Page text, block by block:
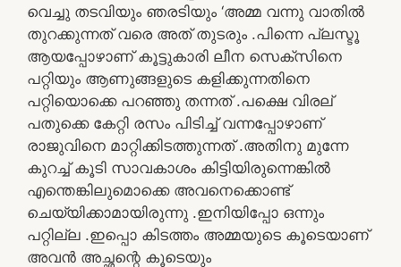
വെച്ചു തടവിയും ഞരടിയും ‘അമ്മ വന്നു വാതിൽ
തുറക്കുന്നത് വരെ അത് തുടരും .പിന്നെ പ്ലസ്ടൂ
ആയപ്പോഴാണ് കൂട്ടുകാരി ലീന സെക്സിനെ
പറ്റിയും ആണുങ്ങളുടെ കളിക്കുന്നതിനെ
പറ്റിയൊക്കെ പറഞ്ഞു തന്നത് .പക്ഷെ വിരല്
പതുക്കെ കേറ്റി രസം പിടിച്ച് വന്നപ്പോഴാണ്
രാജുവിനെ മാറ്റിക്കിടത്തുന്നത് .അതിനു മുന്നേ
കുറച്ച് കൂടി സാവകാശം കിട്ടിയിരുന്നെങ്കിൽ
എന്തെങ്കിലുമൊക്കെ അവനെക്കൊണ്ട്
ചെയ്യിക്കാമായിരുന്നു .ഇനിയിപ്പോ ഒന്നും
പറ്റില്ല .ഇപ്പൊ കിടത്തം അമ്മയുടെ കൂടെയാണ്
അവൻ അച്ഛന്റെ കൂടെയും